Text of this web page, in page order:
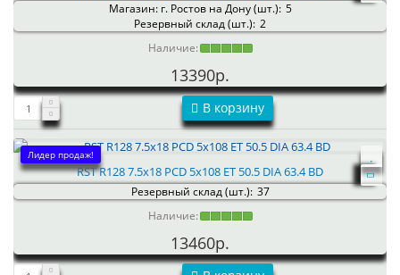
Магазин: г. Ростов на Дону (шт.): 5
Резервный склад (шт.): 2
Наличие:
13390р.
В корзину
Лидер продаж!
RST R128 7.5x18 PCD 5x108 ET 50.5 DIA 63.4 BD
Резервный склад (шт.): 37
Наличие:
13460р.